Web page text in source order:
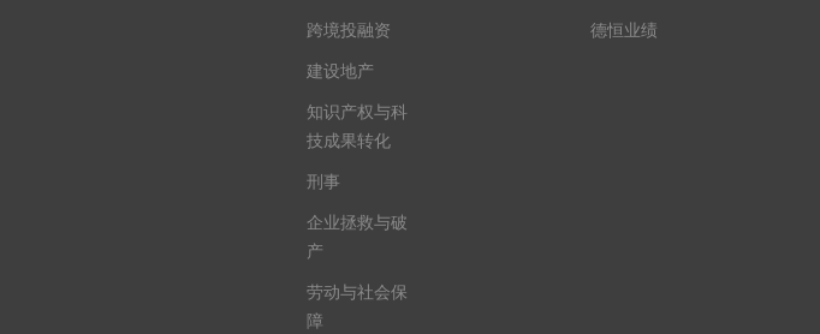
跨境投融资
建设地产
知识产权与科
技成果转化
刑事
企业拯救与破
产
劳动与社会保
障
德恒业绩
[向上]